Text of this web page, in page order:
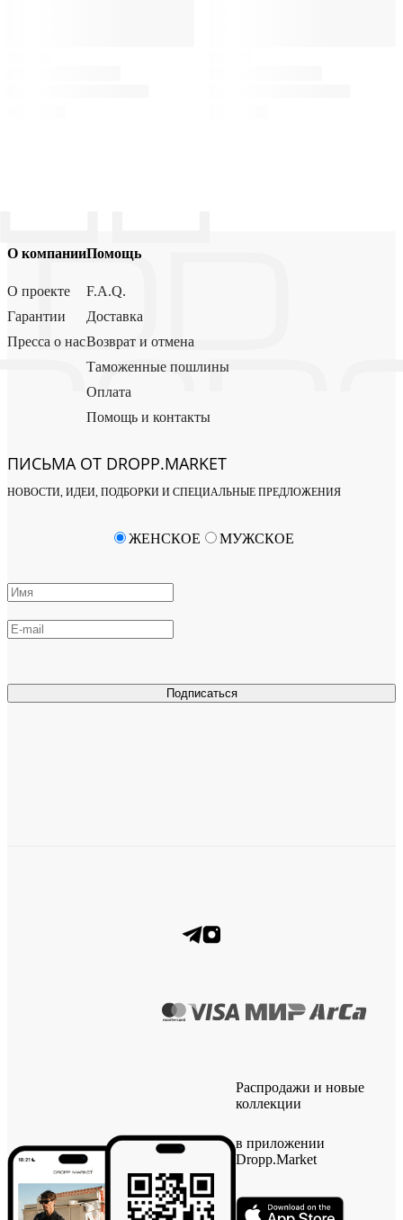
О компании
О проекте
Гарантии
Пресса о нас
Помощь
F.A.Q.
Доставка
Возврат и отмена
Таможенные пошлины
Оплата
Помощь и контакты
ПИСЬМА ОТ DROPP.MARKET
НОВОСТИ, ИДЕИ, ПОДБОРКИ И СПЕЦИАЛЬНЫЕ ПРЕДЛОЖЕНИЯ
Подписаться
ЖЕНСКОЕ МУЖСКОЕ
Распродажи и новые
коллекции
в приложении
Dropp.Market